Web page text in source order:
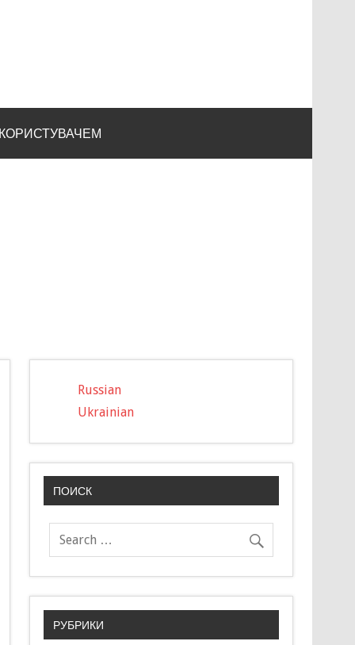
Russian
Ukrainian
ПОИСК
РУБРИКИ